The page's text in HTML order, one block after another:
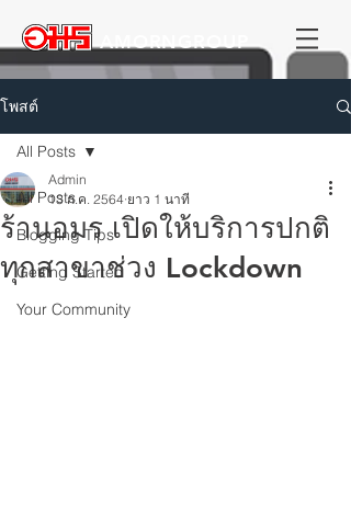
AMORNGROUP
โพสต์
All Posts
Blogging Tips
Getting Started
Your Community
All Posts
ร้านอมร เปิดให้บริการปกติ
ทุกสาขาช่วง Lockdown
Admin
13 ก.ค. 2564 ยาว 1 นาที